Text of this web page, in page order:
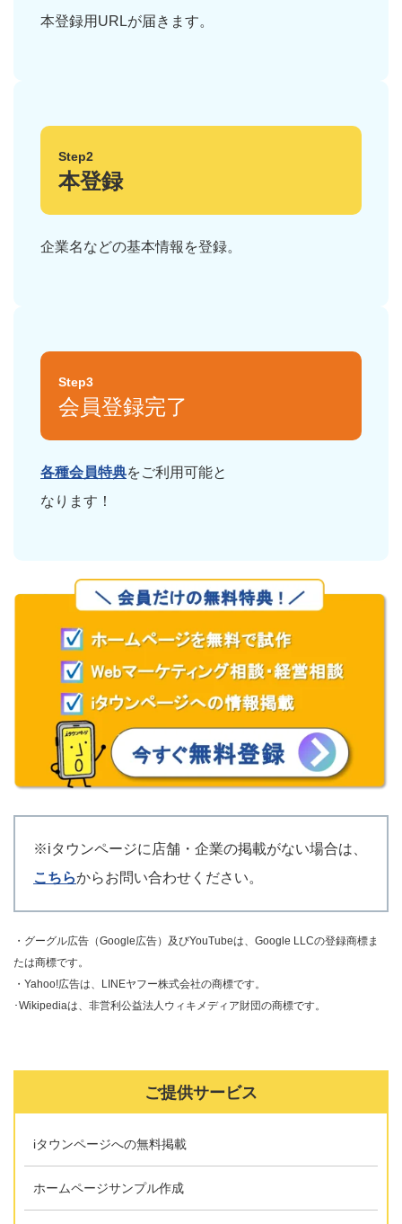
本登録用URLが届きます。
Step2
本登録
企業名などの基本情報を登録。
Step3
会員登録完了
各種会員特典をご利用可能と
なります！
※iタウンページに店舗・企業の掲載がない場合は、
こちらからお問い合わせください。
・グーグル広告（Google広告）及びYouTubeは、Google LLCの登録商標ま
たは商標です。
・Yahoo!広告は、LINEヤフー株式会社の商標です。
･Wikipediaは、非営利公益法人ウィキメディア財団の商標です。
ご提供サービス
iタウンページへの無料掲載
ホームページサンプル作成